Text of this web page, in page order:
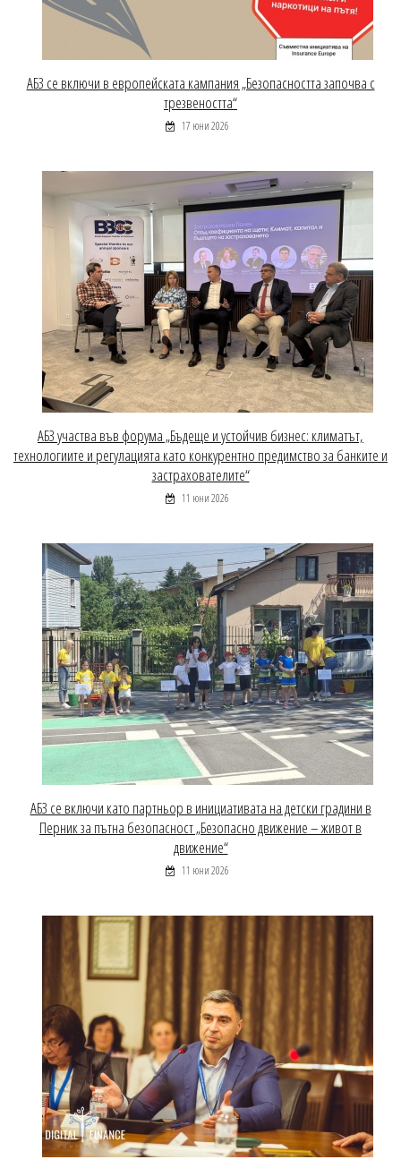
АБЗ се включи в европейската кампания „Безопасността започва с
трезвеността“
17 юни 2026
АБЗ участва във форума „Бъдеще и устойчив бизнес: климатът,
технологиите и регулацията като конкурентно предимство за банките и
застрахователите“
11 юни 2026
АБЗ се включи като партньор в инициативата на детски градини в
Перник за пътна безопасност „Безопасно движение – живот в
движение“
11 юни 2026